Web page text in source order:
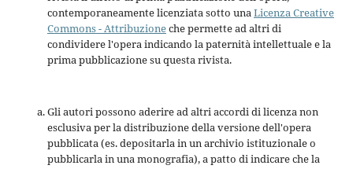
contemporaneamente licenziata sotto unaLicenza Creative
Commons - Attribuzioneche permette ad altri di
condividere l'opera indicando la paternità intellettuale e la
prima pubblicazione su questa rivista.
Gli autori possono aderire ad altri accordi di licenza non
esclusiva per la distribuzione della versione dell'opera
pubblicata (es. depositarla in un archivio istituzionale o
pubblicarla in una monografia), a patto di indicare che la